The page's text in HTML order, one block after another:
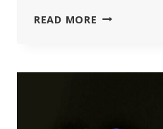
READ MORE OM